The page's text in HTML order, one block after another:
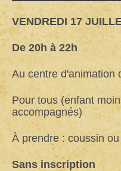
VENDREDI 17
De 20h à 22h
Au centre d'animation
Pour tous (enfant
accompagnés)
À prendre : coussin
Sans inscription